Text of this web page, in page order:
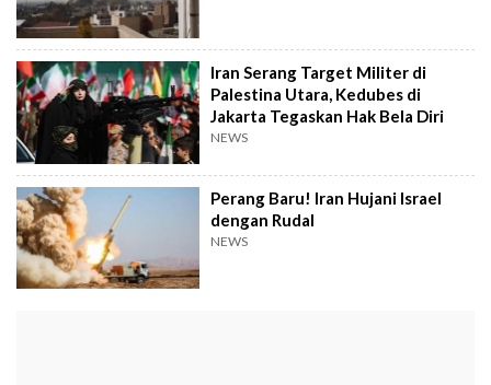
Iran Serang Target Militer di
Palestina Utara, Kedubes di
Jakarta Tegaskan Hak Bela Diri
NEWS
Perang Baru! Iran Hujani Israel
dengan Rudal
NEWS